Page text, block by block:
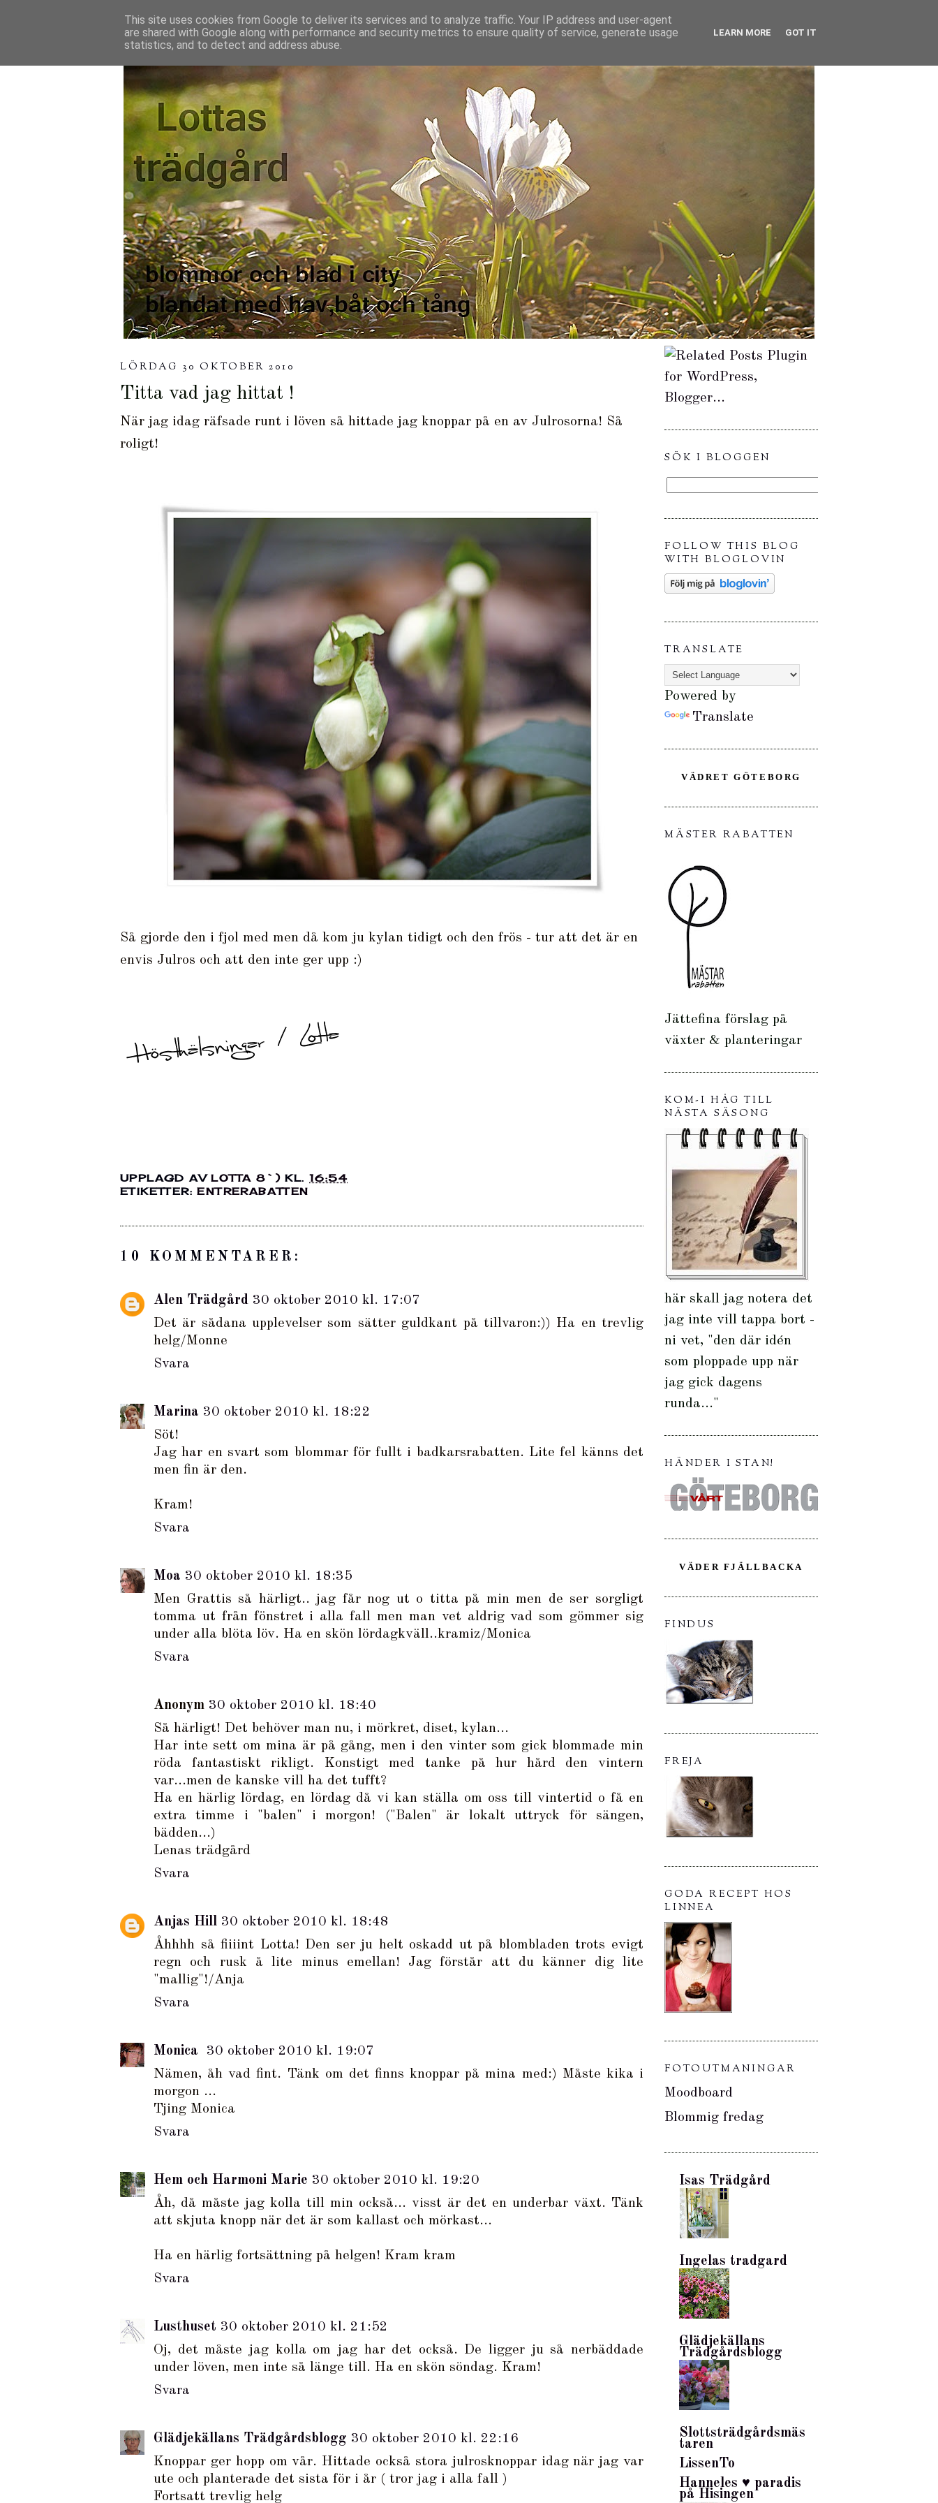
LÖRDAG 30 OKTOBER 2010
Titta vad jag hittat !
När jag idag räfsade runt i löven så hittade jag knoppar på en av Julrosorna! Så
roligt!
Så gjorde den i fjol med men då kom ju kylan tidigt och den frös - tur att det är en
envis Julros och att den inte ger upp :)
UPPLAGD AVLOTTA 8`)KL.16:54
ETIKETTER:ENTRERABATTEN
10 KOMMENTARER:
Alen Trädgård 30 oktober 2010 kl. 17:07
Det är sådana upplevelser som sätter guldkant på tillvaron:)) Ha en trevlig
helg/Monne
Svara
Marina 30 oktober 2010 kl. 18:22
Söt!
Jag har en svart som blommar för fullt i badkarsrabatten. Lite fel känns det
men fin är den.
Kram!
Svara
Moa 30 oktober 2010 kl. 18:35
Men Grattis så härligt.. jag får nog ut o titta på min men de ser sorgligt
tomma ut från fönstret i alla fall men man vet aldrig vad som gömmer sig
under alla blöta löv. Ha en skön lördagkväll..kramiz/Monica
Svara
Anonym 30 oktober 2010 kl. 18:40
Så härligt! Det behöver man nu, i mörkret, diset, kylan...
Har inte sett om mina är på gång, men i den vinter som gick blommade min
röda fantastiskt rikligt. Konstigt med tanke på hur hård den vintern
var...men de kanske vill ha det tufft?
Ha en härlig lördag, en lördag då vi kan ställa om oss till vintertid o få en
extra timme i "balen" i morgon! ("Balen" är lokalt uttryck för sängen,
bädden...)
Lenas trädgård
Svara
Anjas Hill 30 oktober 2010 kl. 18:48
Åhhhh så fiiiint Lotta! Den ser ju helt oskadd ut på blombladen trots evigt
regn och rusk å lite minus emellan! Jag förstår att du känner dig lite
"mallig"!/Anja
Svara
Monica
30 oktober 2010 kl. 19:07
Nämen, åh vad fint. Tänk om det finns knoppar på mina med:) Måste kika i
morgon ...
Tjing Monica
Svara
Hem och Harmoni Marie 30 oktober 2010 kl. 19:20
Åh, då måste jag kolla till min också... visst är det en underbar växt. Tänk
att skjuta knopp när det är som kallast och mörkast...
Ha en härlig fortsättning på helgen! Kram kram
Svara
Lusthuset 30 oktober 2010 kl. 21:52
Oj, det måste jag kolla om jag har det också. De ligger ju så nerbäddade
under löven, men inte så länge till. Ha en skön söndag. Kram!
Svara
Glädjekällans Trädgårdsblogg 30 oktober 2010 kl. 22:16
Knoppar ger hopp om vår. Hittade också stora julrosknoppar idag när jag var
ute och planterade det sista för i år ( tror jag i alla fall )
Fortsatt trevlig helg
SÖK I BLOGGEN
FOLLOW THIS BLOG
WITH BLOGLOVIN
TRANSLATE
Powered by
Translate
VÄDRET GÖTEBORG
MÄSTER RABATTEN
Jättefina förslag på
växter & planteringar
KOM-I HÅG TILL
NÄSTA SÄSONG
här skall jag notera det
jag inte vill tappa bort -
ni vet, "den där idén
som ploppade upp när
jag gick dagens
runda..."
HÄNDER I STAN!
VÄDER FJÄLLBACKA
FINDUS
FREJA
GODA RECEPT HOS
LINNEA
FOTOUTMANINGAR
Moodboard
Blommig fredag
Isas Trädgård
Ingelas tradgard
Glädjekällans
Trädgårdsblogg
Slottsträdgårdsmäs
taren
LissenTo
Hanneles ♥ paradis
på Hisingen
This site uses cookies from Google to deliver its services and to analyze traffic. Your IP address and user-agent
are shared with Google along with performance and security metrics to ensure quality of service, generate usage
statistics, and to detect and address abuse.
LEARN MORE GOT IT